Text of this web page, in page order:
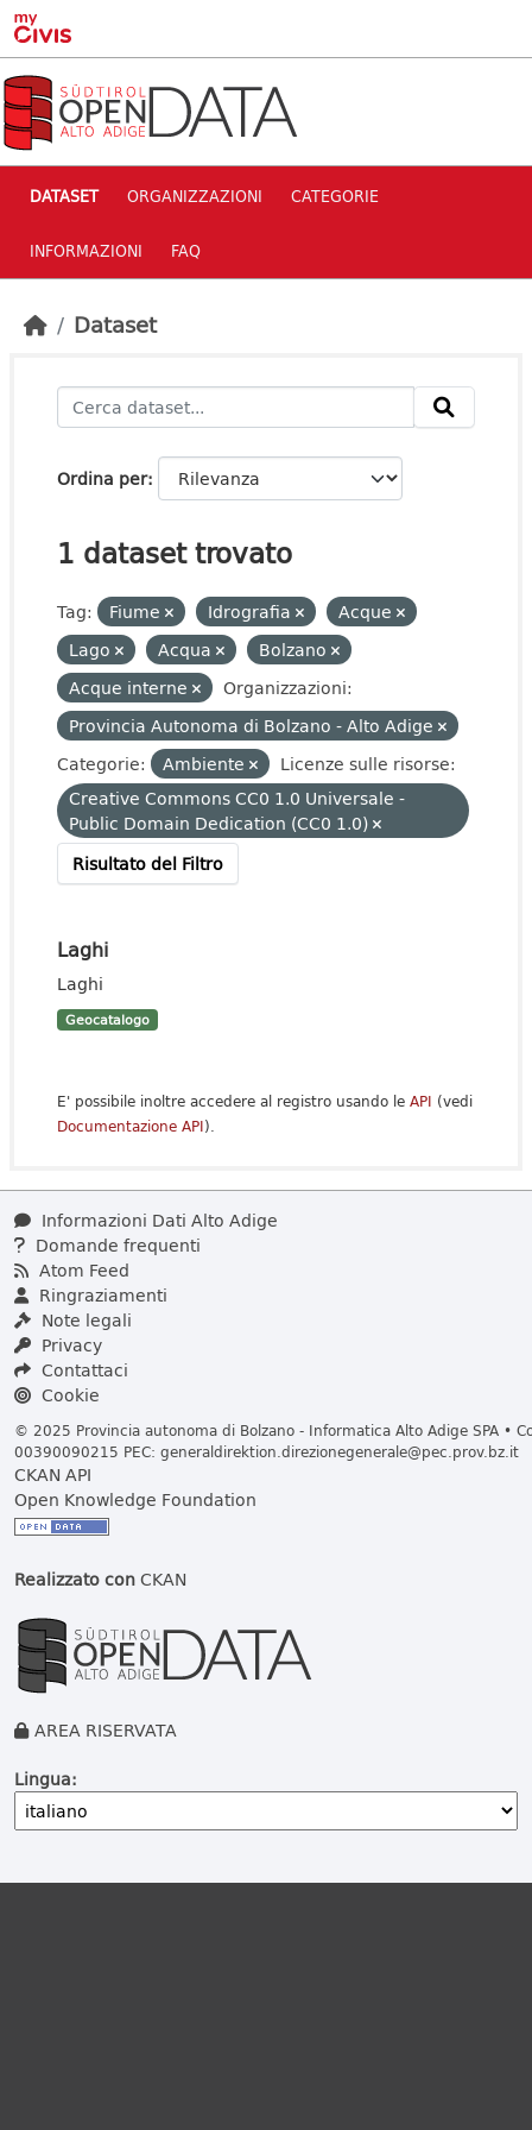
Skip to main content
DATASET ORGANIZZAZIONI CATEGORIE
INFORMAZIONI FAQ
Dataset
Ordina per
1 dataset trovato
Tag: Fiume Idrografia
Acque
Lago
Acqua
Bolzano
Acque interne
Organizzazioni:
Provincia Autonoma di Bolzano - Alto Adige
Categorie:
Ambiente
Licenze sulle risorse:
Creative Commons CC0 1.0 Universale -
Public Domain Dedication (CC0 1.0)
Risultato del Filtro
Laghi
Laghi
Geocatalogo
E' possibile inoltre accedere al registro usando le API (vedi
Documentazione API).
Informazioni Dati Alto Adige
Domande frequenti
Atom Feed
Ringraziamenti
Note legali
Privacy
Contattaci
Cookie
© 2025 Provincia autonoma di Bolzano - Informatica Alto Adige SPA •
00390090215 PEC: generaldirektion.direzionegenerale@pec.prov.bz.it
CKAN API
Open Knowledge Foundation
Realizzato conCKAN
AREA RISERVATA
Lingua